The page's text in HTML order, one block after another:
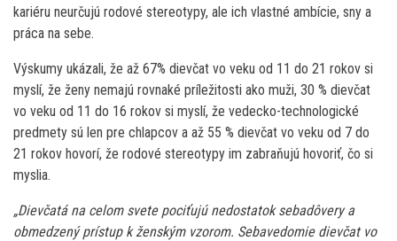
kariéru neurčujú rodové stereotypy, ale ich vlastné ambície, sny a
práca na sebe.
Výskumy ukázali, že až 67% dievčat vo veku od 11 do 21 rokov si
myslí, že ženy nemajú rovnaké príležitosti ako muži, 30 % dievčat
vo veku od 11 do 16 rokov si myslí, že vedecko-technologické
predmety sú len pre chlapcov a až 55 % dievčat vo veku od 7 do
21 rokov hovorí, že rodové stereotypy im zabraňujú hovoriť, čo si
myslia.
„Dievčatá na celom svete pociťujú nedostatok sebadôvery a
obmedzený prístup k ženským vzorom. Sebavedomie dievčat vo